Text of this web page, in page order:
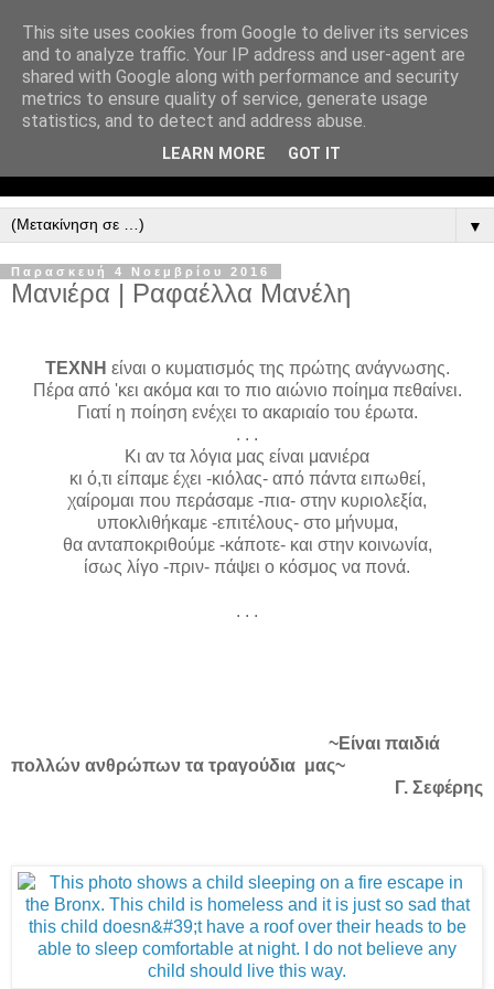
▼
Παρασκευή 4 Νοεμβρίου 2016
Μανιέρα | Ραφαέλλα Μανέλη
ΤΕΧΝΗ είναι ο κυματισμός της πρώτης ανάγνωσης.
Πέρα από 'κει ακόμα και το πιο αιώνιο ποίημα πεθαίνει.
Γιατί η ποίηση ενέχει το ακαριαίο του έρωτα.
. . .
Κι αν τα λόγια μας είναι μανιέρα
κι ό,τι είπαμε έχει -κιόλας- από πάντα ειπωθεί,
χαίρομαι που περάσαμε -πια- στην κυριολεξία,
υποκλιθήκαμε -επιτέλους- στο μήνυμα,
θα ανταποκριθούμε -κάποτε- και στην κοινωνία,
ίσως λίγο -πριν- πάψει ο κόσμος να πονά.
. . .
~Είναι παιδιά
πολλών ανθρώπων τα τραγούδια μας~
Γ. Σεφέρης
This site uses cookies from Google to deliver its services
and to analyze traffic. Your IP address and user-agent are
shared with Google along with performance and security
metrics to ensure quality of service, generate usage
statistics, and to detect and address abuse.
LEARN MORE GOT IT